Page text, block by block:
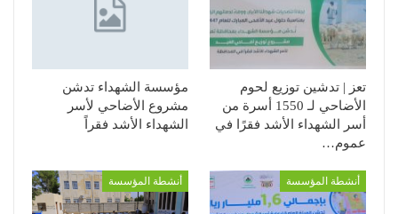
تعز | تدشين توزيع لحوم
الأضاحي لـ 1550 أسرة من
أسر الشهداء الأشد فقرًا في
عموم…
مؤسسة الشهداء تدشن
مشروع الأضاحي لأسر
الشهداء الأشد فقراً
أنشطة المؤسسة أنشطة المؤسسة